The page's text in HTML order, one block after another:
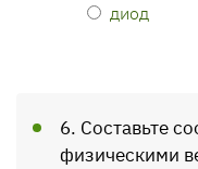
диод
6. Составьте
физическими